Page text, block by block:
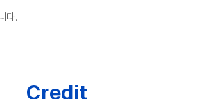
다.
Credit